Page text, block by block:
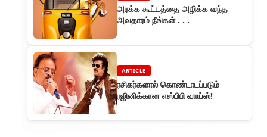
அரக்க கூட்டத்தை அழிக்க வந்த
அவதாரம் நீங்கள் . . .
ARTICLE
ரசிகர்களால் கொண்டாடப்படும்
ரஜினிக்கான எஸ்பிபி வாய்ஸ்!